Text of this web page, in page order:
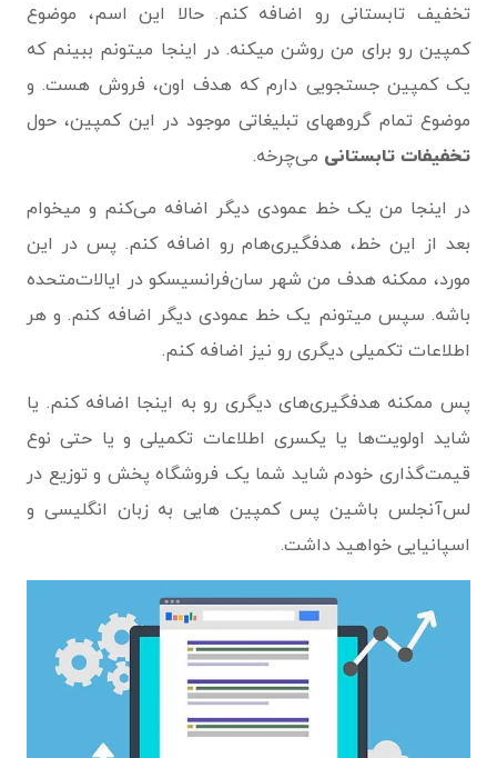
تخفیف تابستانی رو اضافه کنم. حالا این اسم، موضوع
کمپین رو برای من روشن میکنه. در اینجا میتونم ببینم که
یک کمپین جستجویی دارم که هدف اون، فروش هست. و
موضوع تمام گروههای تبلیغاتی موجود در این کمپین، حول
تخفیفات تابستانی می‌چرخه.
در اینجا من یک خط عمودی دیگر اضافه می‌کنم و میخوام
بعد از این خط، هدفگیری‌هام رو اضافه کنم. پس در این
مورد، ممکنه هدف من شهر سان‌فرانسیسکو در ایالات‌متحده
باشه. سپس میتونم یک خط عمودی دیگر اضافه کنم. و هر
اطلاعات تکمیلی دیگری رو نیز اضافه کنم.
پس ممکنه هدفگیری‌های دیگری رو به اینجا اضافه کنم. یا
شاید اولویت‌ها یا یکسری اطلاعات تکمیلی و یا حتی نوع
قیمت‌گذاری خودم شاید شما یک فروشگاه پخش و توزیع در
لس‌آنجلس باشین پس کمپین هایی به زبان انگلیسی و
اسپانیایی خواهید داشت.